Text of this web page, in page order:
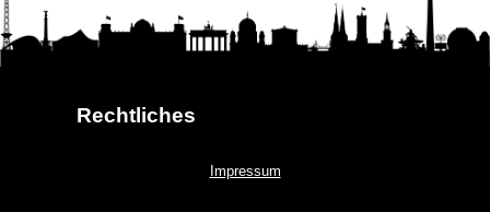
Rechtliches
Impressum